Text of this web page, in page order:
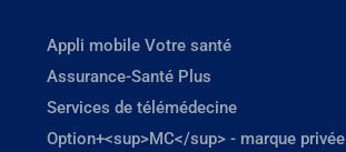
Appli mobile Votre santé
Assurance-Santé Plus
Services de télémédecine
Option+<sup>MC</sup> - marque privée